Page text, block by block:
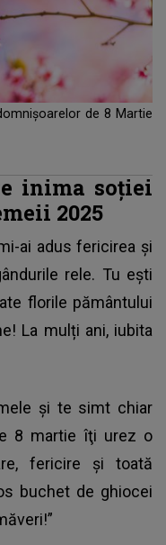
de 8 Martie
inima soției
2025
ai adus fericirea și
rele. Tu ești
florile pământului
La mulți ani, iubita
şi te simt chiar
8 martie îţi urez o
fericire şi toată
buchet de ghiocei